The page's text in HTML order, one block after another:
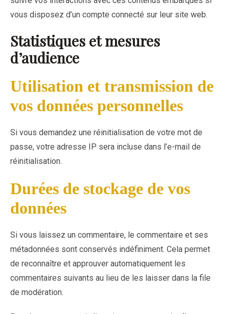
vous disposez d’un compte connecté sur leur site web.
Statistiques et mesures
d’audience
Utilisation et transmission de
vos données personnelles
Si vous demandez une réinitialisation de votre mot de
passe, votre adresse IP sera incluse dans l’e-mail de
réinitialisation.
Durées de stockage de vos
données
Si vous laissez un commentaire, le commentaire et ses
métadonnées sont conservés indéfiniment. Cela permet
de reconnaître et approuver automatiquement les
commentaires suivants au lieu de les laisser dans la file
de modération.